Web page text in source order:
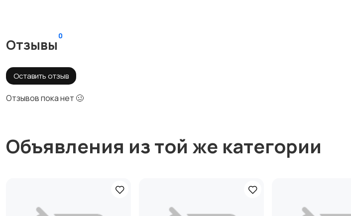
Отзывы
0
Оставить отзыв
Отзывов пока нет 🥴
Объявления из той же категории